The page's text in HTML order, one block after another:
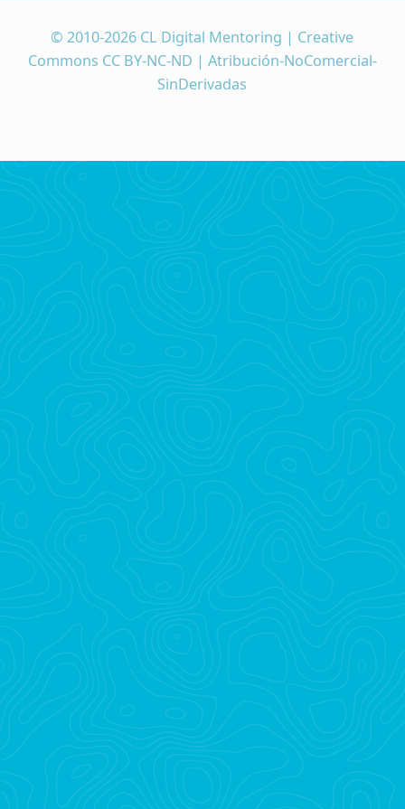
© 2010-2026 CL Digital Mentoring | Creative
Commons CC BY-NC-ND | Atribución-NoComercial-
SinDerivadas